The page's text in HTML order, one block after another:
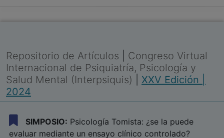
Repositorio de Artículos
Congreso Virtual
Internacional de Psiquiatría, Psicología y
Salud Mental (Interpsiquis)
XXV Edición |
2024
SIMPOSIO: Psicología Tomista: ¿se la puede
evaluar mediante un ensayo clínico controlado?